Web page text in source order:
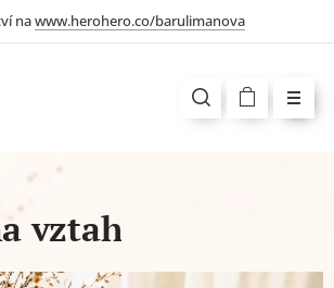
nawww.herohero.co/barulimanova
vztah